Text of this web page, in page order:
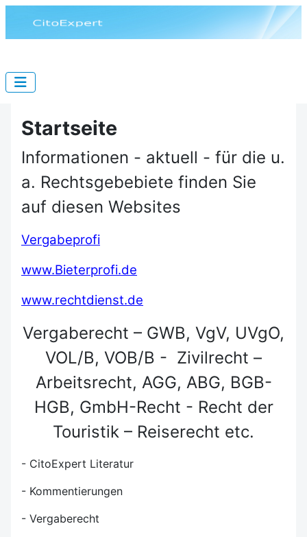
Startseite
Informationen - aktuell - für die u.
a. Rechtsgebebiete finden Sie
auf diesen Websites
Vergabeprofi
www.Bieterprofi.de
www.rechtdienst.de
Vergaberecht – GWB, VgV, UVgO,
VOL/B, VOB/B - Zivilrecht –
Arbeitsrecht, AGG, ABG, BGB-
HGB, GmbH-Recht - Recht der
Touristik – Reiserecht etc.
- CitoExpert Literatur
- Kommentierungen
- Vergaberecht